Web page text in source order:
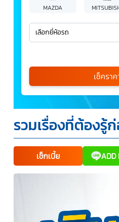
MAZDA
เลือกยี่ห้อรถ
เลือกรุ่นรถ
กรุณาเลือก
*
ข้าพเจ้ารับทราบนโยบายคุ้มคร
ให้บริษัท SILKSPAN อินชัวรันซ์
บริษัทในเครือที่เกี่ยวข้องกัน ตล
พันธมิตรของบริษัทเหล่านี้ สามาร
ข้อมูลส่วนบุคคลและข้อมูลส่วนบุ
ข้าพเจ้า เพื่อวัตถุประสงค์ในการ
ข้อมูลสำหรับการขายผลิตภัณฑ์ ก
ขายและการตลาด แจ้งสิทธิประโ
ท่านสามารถอ่านรายละเอียดน
และสิทธิของเจ้าของข้อมูลส่วน
เกี่ยวกับความเป็นส่วนตัว
ก่อนใ
เช็คราค
รวมเรื่องที่ต้องรู้
เช็กเบี้ย ADD